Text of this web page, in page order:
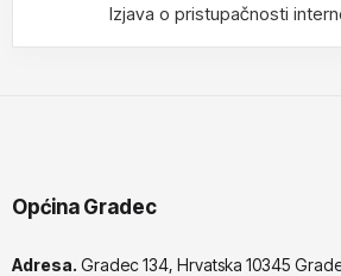
Izjava o pristupačnosti
Općina Gradec
Adresa. Gradec 134, Hrvatska 10345